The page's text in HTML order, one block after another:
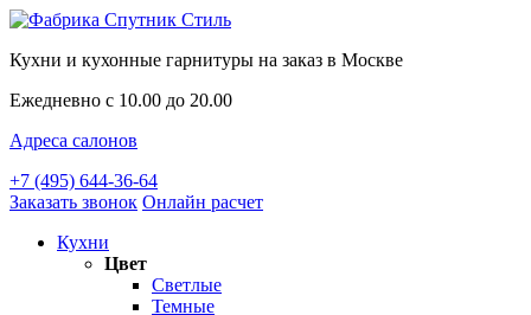
Кухни и кухонные гарнитуры на заказ в Москве
Ежедневно с 10.00 до 20.00
Адреса салонов
+7 (495) 644-36-64
Заказать звонок Онлайн расчет
Кухни
Цвет
Светлые
Темные